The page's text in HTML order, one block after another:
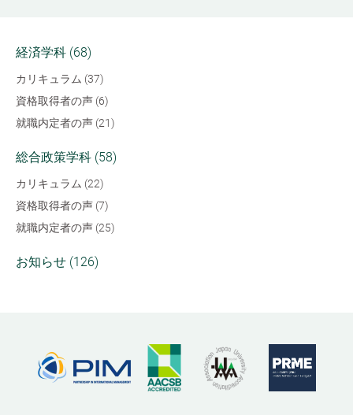
経済学科 (68)
カリキュラム (37)
資格取得者の声 (6)
就職内定者の声 (21)
総合政策学科 (58)
カリキュラム (22)
資格取得者の声 (7)
就職内定者の声 (25)
お知らせ (126)